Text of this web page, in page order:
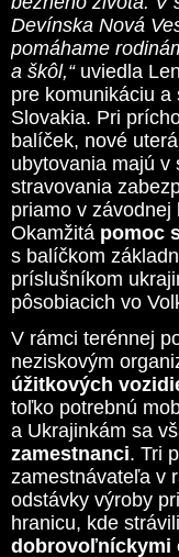
Devínska Nová
pomáhame
a škôl,“uviedla
pre komunikáciu a
Slovakia. Pri
balíček, nové
ubytovania majú v
stravovania
priamo v závodnej
Okamžitá pomoc
s balíčkom
príslušníkom
pôsobiacich vo
V rámci terénnej
neziskovým
úžitkových
toľko potrebnú
a Ukrajinkám sa
zamestnanci. Tri
zamestnávateľa v
odstávky výroby
hranicu, kde
dobrovoľníckymi